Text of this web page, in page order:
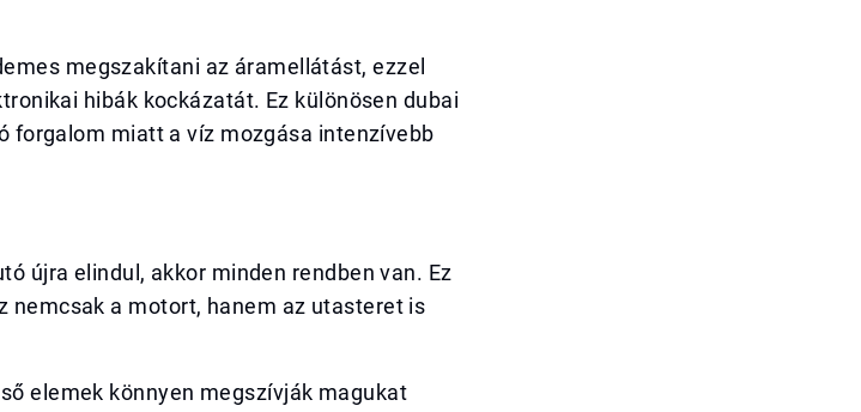
megszakítani az áramellátást, ezzel
hibák kockázatát. Ez különösen dubai
forgalom miatt a víz mozgása intenzívebb
újra elindul, akkor minden rendben van. Ez
nemcsak a motort, hanem az utasteret is
elemek könnyen megszívják magukat